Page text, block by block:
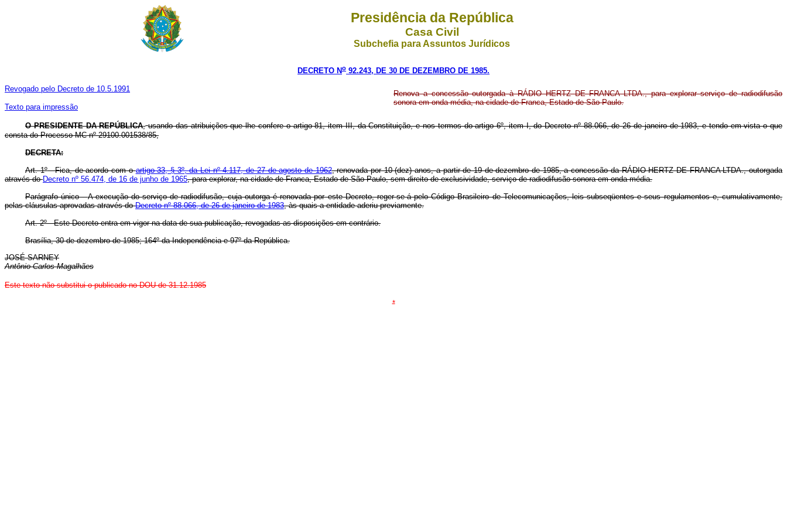
Presidência da República
Casa Civil
Subchefia para Assuntos Jurídicos
DECRETO No 92.243, DE 30 DE DEZEMBRO DE 1985.
Revogado pelo Decreto de 10.5.1991
Texto para impressão
Renova a concessão outorgada à RÁDIO HERTZ DE FRANCA LTDA., para explorar serviço de radiodifusão
sonora em onda média, na cidade de Franca, Estado de São Paulo.
O PRESIDENTE DA REPÚBLICA, usando das atribuições que lhe confere o artigo 81, item III, da Constituição, e nos termos do artigo 6º, item I, do Decreto nº 88.066, de 26 de janeiro de 1983, e tendo em vista o que
consta do Processo MC nº 29100.001538/85,
DECRETA:
Art. 1º- Fica, de acordo com oartigo 33, § 3º, da Lei nº 4.117, de 27 de agosto de 1962, renovada por 10 (dez) anos, a partir de 19 de dezembro de 1985, a concessão da RÁDIO HERTZ DE FRANCA LTDA., outorgada
através doDecreto nº 56.474, de 16 de junho de 1965, para explorar, na cidade de Franca, Estado de São Paulo, sem direito de exclusividade, serviço de radiodifusão sonora em onda média.
Parágrafo único-A execução do serviço de radiodifusão, cuja outorga é renovada por este Decreto, reger-se-á pelo Código Brasileiro de Telecomunicações, leis subseqüentes e seus regulamentos e, cumulativamente,
pelas cláusulas aprovadas através doDecreto nº 88.066, de 26 de janeiro de 1983, às quais a entidade aderiu previamente.
Art. 2º- Este Decreto entra em vigor na data de sua publicação, revogadas as disposições em contrário.
Brasília, 30 de dezembro de 1985; 164º da Independência e 97º da República.
JOSÉ SARNEY
Antônio Carlos Magalhães
Este texto não substitui o publicado no DOU de 31.12.1985
*